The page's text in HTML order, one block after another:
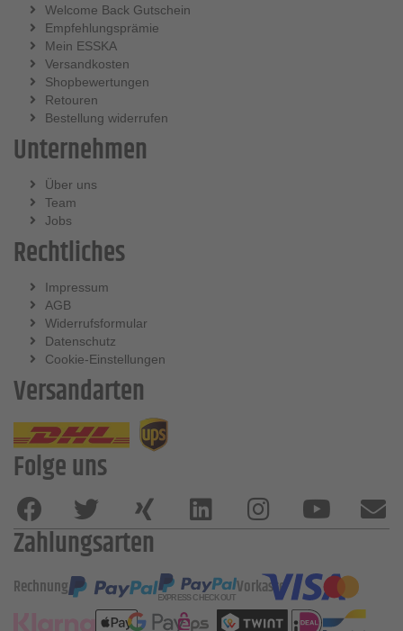
Welcome Back Gutschein
Empfehlungsprämie
Mein ESSKA
Versandkosten
Shopbewertungen
Retouren
Bestellung widerrufen
Unternehmen
Über uns
Team
Jobs
Rechtliches
Impressum
AGB
Widerrufsformular
Datenschutz
Cookie-Einstellungen
Versandarten
Folge uns
Zahlungsarten
Rechnung Vorkasse